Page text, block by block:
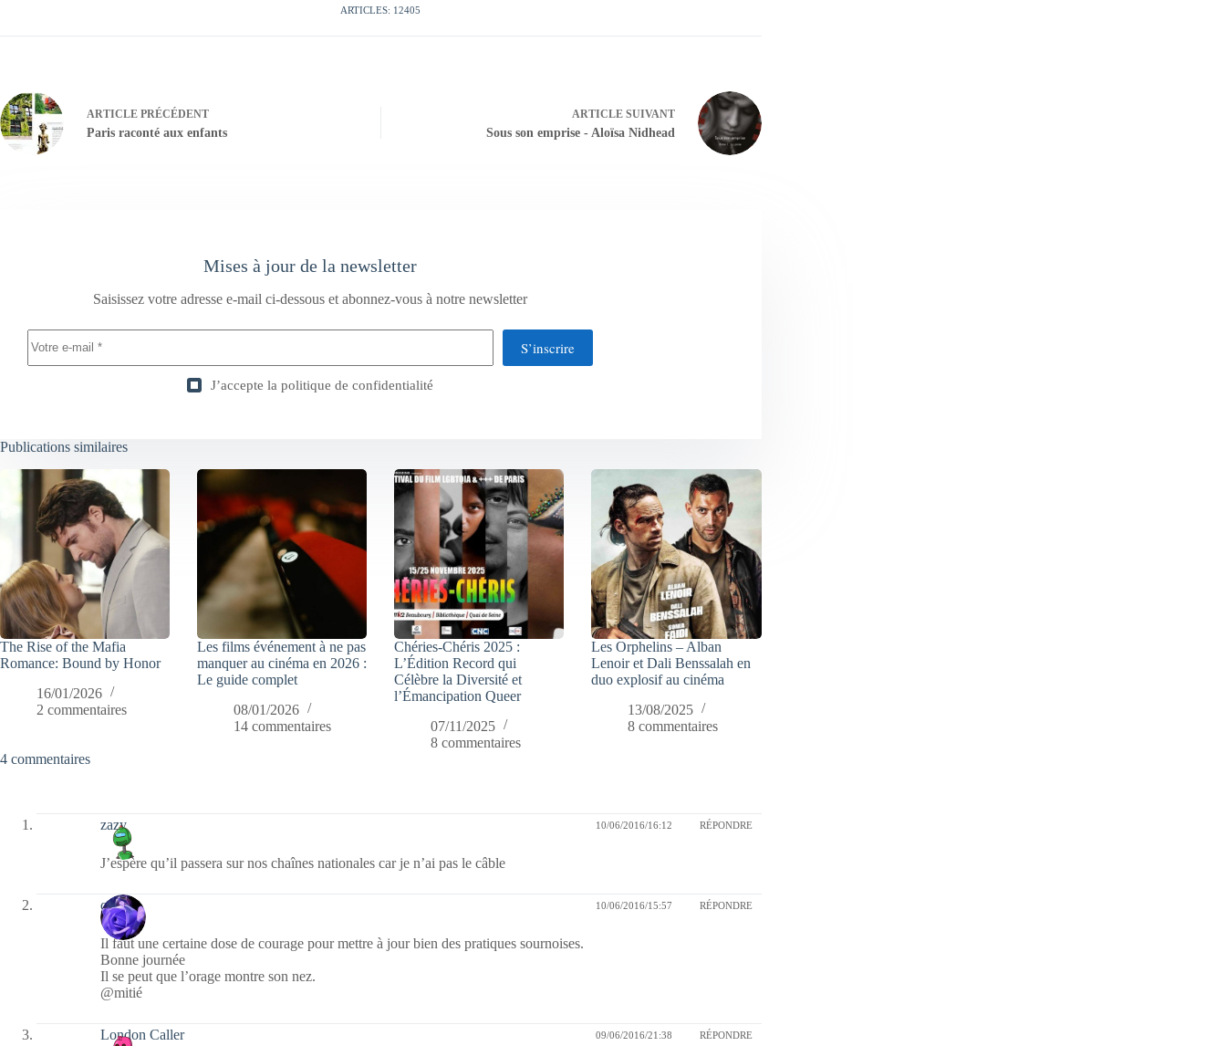
ARTICLES: 12405
ARTICLE PRÉCÉDENT
Paris raconté aux enfants
ARTICLESUIVANT
Sous son emprise - Aloïsa Nidhead
Mises à jour de la newsletter
Saisissez votre adresse e-mail ci-dessous et abonnez-vous à notre newsletter
S’inscrire
J’accepte la politique de confidentialité
Publications similaires
The Rise of the Mafia
Romance: Bound by Honor
16/01/2026
2 commentaires
Les films événement à ne pas
manquer au cinéma en 2026 :
Le guide complet
08/01/2026
14 commentaires
Chéries-Chéris 2025 :
L’Édition Record qui
Célèbre la Diversité et
l’Émancipation Queer
07/11/2025
8 commentaires
Les Orphelins – Alban
Lenoir et Dali Benssalah en
duo explosif au cinéma
13/08/2025
8 commentaires
4 commentaires
zazy 10/06/2016/16:12 RÉPONDRE
J’espère qu’il passera sur nos chaînes nationales car je n’ai pas le câble
covix 10/06/2016/15:57 RÉPONDRE
Il faut une certaine dose de courage pour mettre à jour bien des pratiques sournoises.
Bonne journée
Il se peut que l’orage montre son nez.
@mitié
London Caller 09/06/2016/21:38 RÉPONDRE